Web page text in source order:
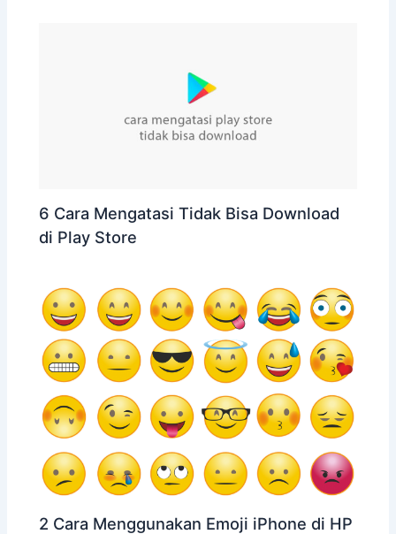
6 Cara Mengatasi Tidak Bisa Download
di Play Store
2 Cara Menggunakan Emoji iPhone di HP